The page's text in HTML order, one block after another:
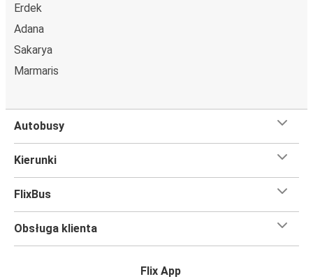
Erdek
Adana
Sakarya
Marmaris
Autobusy
Kierunki
FlixBus
Obsługa klienta
Flix App